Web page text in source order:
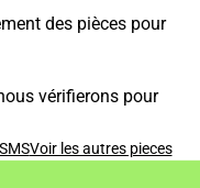
des pièces pour
vérifierons pour
Voir les autres pieces